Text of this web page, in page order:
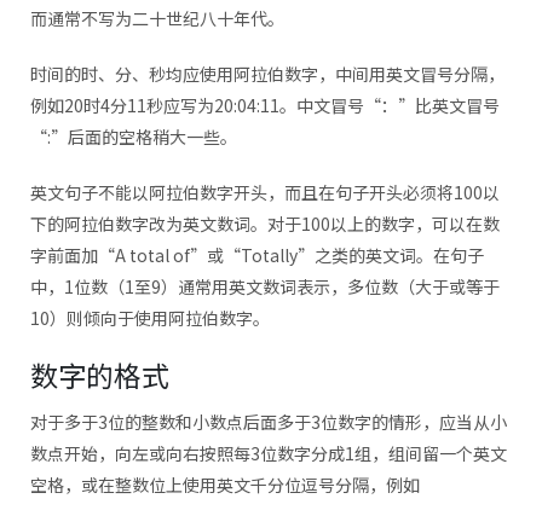
而通常不写为二十世纪八十年代。
时间的时、分、秒均应使用阿拉伯数字，中间用英文冒号分隔，
例如20时4分11秒应写为20:04:11。中文冒号“：”比英文冒号
“:”后面的空格稍大一些。
英文句子不能以阿拉伯数字开头，而且在句子开头必须将100以
下的阿拉伯数字改为英文数词。对于100以上的数字，可以在数
字前面加“A total of”或“Totally”之类的英文词。在句子
中，1位数（1至9）通常用英文数词表示，多位数（大于或等于
10）则倾向于使用阿拉伯数字。
数字的格式
对于多于3位的整数和小数点后面多于3位数字的情形，应当从小
数点开始，向左或向右按照每3位数字分成1组，组间留一个英文
空格，或在整数位上使用英文千分位逗号分隔，例如